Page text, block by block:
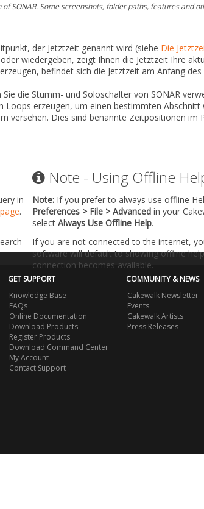
SONAR. Some screenshots, folder paths, features and
der Jetztzeit genannt wird (siehe Die
wiedergeben, zeigt Ihnen die Jetztzeit Ihre
befindet sich die Jetztzeit am Anfang
die Stumm- und Soloschalter von SONAR
Loops erzeugen, um einen bestimmten Abschnitt
versehen. Dies sind benannte Zeitpositionen im
in
.
Note - Using Offline
Note: If you prefer to always use offline
Preferences > File > Advanced in your
select Always Use Offline Help.
If you are not connected to the internet,
software will default to showing offline
connection becomes available.
GET SUPPORT
Knowledge Base
FAQs
Online Documentation
Download Products
Register Products
Download Command Center
My Account
Contact Support
COMMUNITY & NEWS
Cakewalk Newsletter
Events
Cakewalk Artists
Press Releases